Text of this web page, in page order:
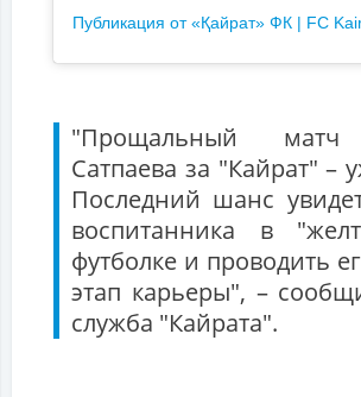
"Прощальный матч
Сатпаева за "Кайрат" –
Последний шанс
воспитанника в
футболке и проводить
этап карьеры", –
служба "Кайрата".